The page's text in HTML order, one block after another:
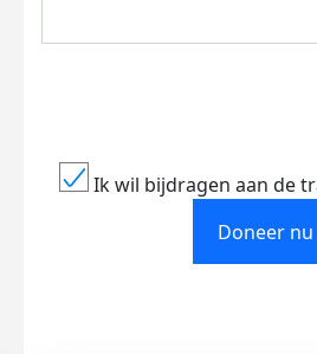
Ik wil bijdragen aan de
Doneer nu